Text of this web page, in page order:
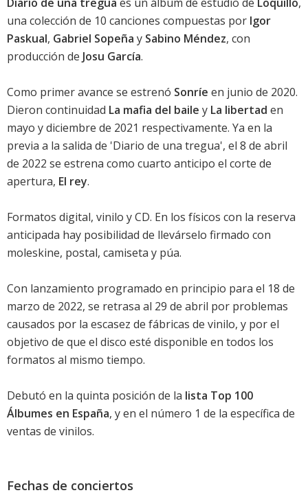
una colección de 10 canciones compuestas por Igor
Paskual, Gabriel Sopeña y Sabino Méndez, con
producción de Josu García.
Como primer avance se estrenó Sonríe en junio de 2020.
Dieron continuidad La mafia del baile y La libertad en
mayo y diciembre de 2021 respectivamente. Ya en la
previa a la salida de 'Diario de una tregua', el 8 de abril
de 2022 se estrena como cuarto anticipo el corte de
apertura, El rey.
Formatos digital, vinilo y CD. En los físicos con la reserva
anticipada hay posibilidad de llevárselo firmado con
moleskine, postal, camiseta y púa.
Con lanzamiento programado en principio para el 18 de
marzo de 2022, se retrasa al 29 de abril por problemas
causados por la escasez de fábricas de vinilo, y por el
objetivo de que el disco esté disponible en todos los
formatos al mismo tiempo.
Debutó en la quinta posición de la lista Top 100
Álbumes en España, y en el número 1 de la específica de
ventas de vinilos.
Fechas de conciertos